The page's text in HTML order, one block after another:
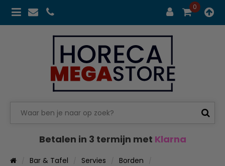
0
Betalen in 3 termijn met Klarna
Bar & Tafel Servies
Borden